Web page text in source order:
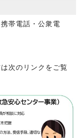
帯電話・公衆電
次のリンクをご覧